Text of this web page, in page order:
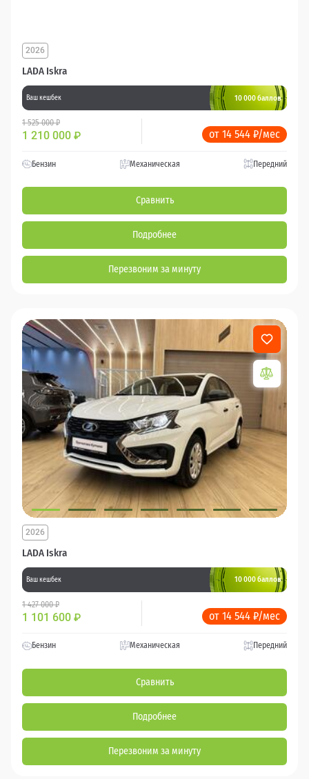
LADA Iskra
2026
Ваш кешбек 10 000 баллов
1 525 000 ₽
1 210 000 ₽ от 14 544 ₽/мес
Бензин Механическая Передний
Сравнить
Подробнее
Перезвоним за минуту
LADA Iskra
2026
Ваш кешбек 10 000 баллов
1 427 000 ₽
1 101 600 ₽ от 14 544 ₽/мес
Бензин Механическая Передний
Сравнить
Подробнее
Перезвоним за минуту